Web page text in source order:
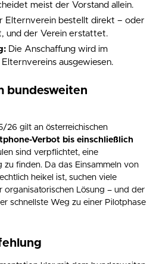
meist der Vorstand allein.
Elternverein bestellt direkt – oder
und der Verein erstattet.
Die Anschaffung wird im
ausgewiesen.
bundesweiten
26 gilt an österreichischen
Verbot bis einschließlich
sind verpflichtet, eine
zu finden. Da das Einsammeln von
heikel ist, suchen viele
organisatorischen Lösung – und der
schnellste Weg zu einer Pilotphase